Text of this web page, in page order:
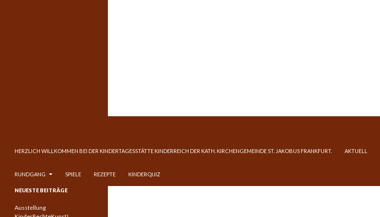
HERZLICH WILLKOMMEN BEI DER KINDERTAGESSTÄTTE KINDERREICH DER KATH. KIRCHENGEMEINDE ST. JAKOBUS FRANKFURT.
AKTUELL
RUNDGANG SPIELE REZEPTE KINDERQUIZ
Katholische Kindertagesstätte in
NEUESTE BEITRÄGE
Ausstellung